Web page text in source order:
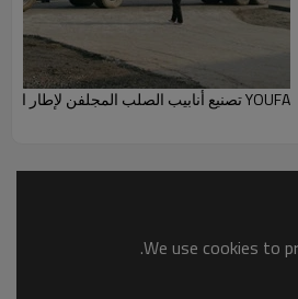
YOUFA تصنيع أنابيب الصلب المجلفن لإطار الدفيئة أنابيب المجلفن الدفيئة
We use cookies to